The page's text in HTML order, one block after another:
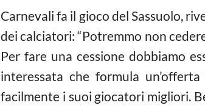
Carnevali fa il gioco del Sassuolo,
dei calciatori: “Potremmo non
Per fare una cessione dobbiamo
interessata che formula
facilmente i suoi giocatori migliori.